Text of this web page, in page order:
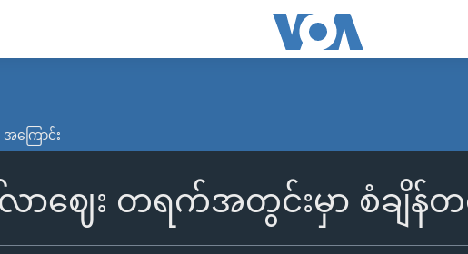
အကြောင်း
လာဈေး တရက်အတွင်းမှာ စံချိန်